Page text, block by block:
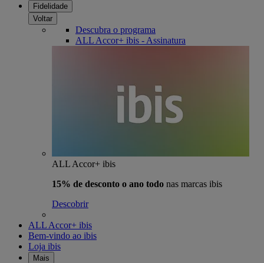
Fidelidade
Voltar
Descubra o programa
ALL Accor+ ibis - Assinatura
ALL Accor+ ibis
15% de desconto o ano todo nas marcas ibis
Descobrir
ALL Accor+ ibis
Bem-vindo ao ibis
Loja ibis
Mais